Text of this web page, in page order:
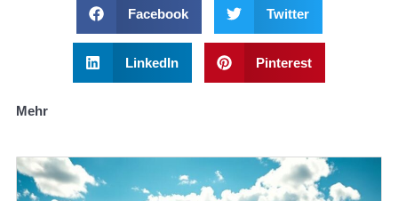
Facebook Twitter
LinkedIn Pinterest
Mehr